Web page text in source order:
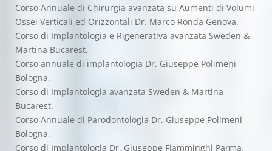
Corso Annuale di Chirurgia avanzata su Aumenti di Volumi
Ossei Verticali ed Orizzontali Dr. Marco Ronda Genova.
Corso di Implantologia e Rigenerativa avanzata Sweden &
Martina Bucarest.
Corso annuale di implantologia Dr. Giuseppe Polimeni
Bologna.
Corso di Implantologia avanzata Sweden & Martina
Bucarest.
Corso Annuale di Parodontologia Dr. Giuseppe Polimeni
Bologna.
Corso di Implantologia Dr. Giuseppe Fiamminghi Parma.